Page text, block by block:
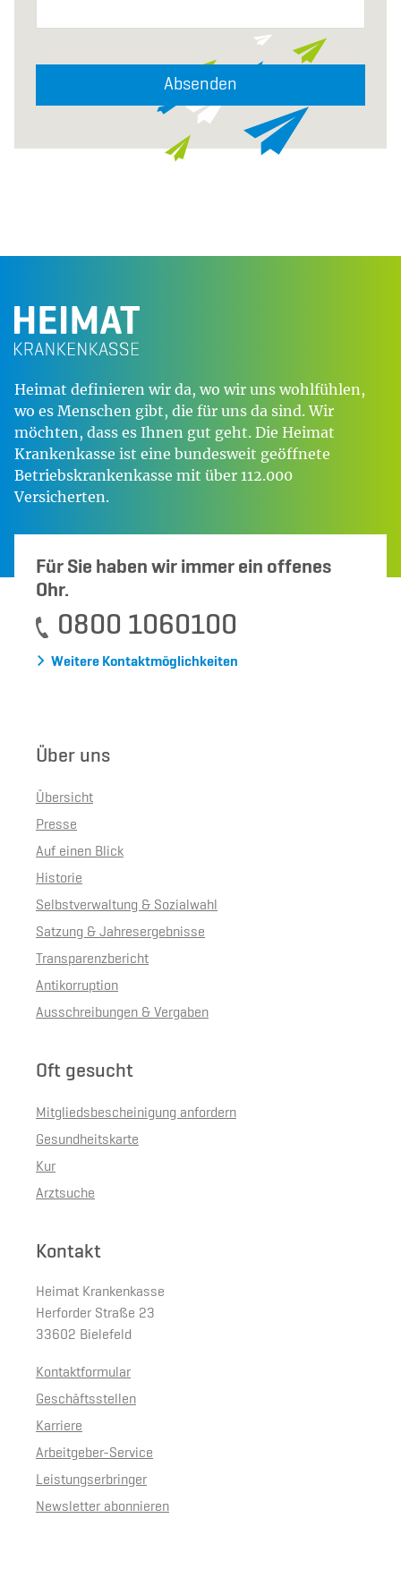
Absenden
Heimat definieren wir da, wo wir uns wohlfühlen,
wo es Menschen gibt, die für uns da sind. Wir
möchten, dass es Ihnen gut geht. Die Heimat
Krankenkasse ist eine bundesweit geöffnete
Betriebskrankenkasse mit über 112.000
Versicherten.
Für Sie haben wir immer ein offenes
Ohr.
0800 1060100
Weitere Kontaktmöglichkeiten
Über uns
Übersicht
Presse
Auf einen Blick
Historie
Selbstverwaltung & Sozialwahl
Satzung & Jahresergebnisse
Transparenzbericht
Antikorruption
Ausschreibungen & Vergaben
Oft gesucht
Mitgliedsbescheinigung anfordern
Gesundheitskarte
Kur
Arztsuche
Kontakt
Heimat Krankenkasse
Herforder Straße 23
33602 Bielefeld
Kontaktformular
Geschäftsstellen
Karriere
Arbeitgeber-Service
Leistungserbringer
Newsletter abonnieren